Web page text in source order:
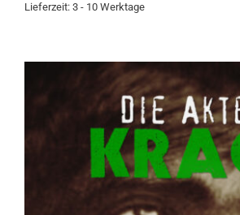
Lieferzeit: 3 - 10 Werktage